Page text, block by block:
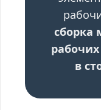
сборка
в